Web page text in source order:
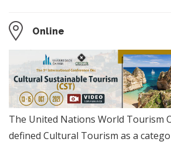
Online
The United Nations World Tourism
defined Cultural Tourism as a